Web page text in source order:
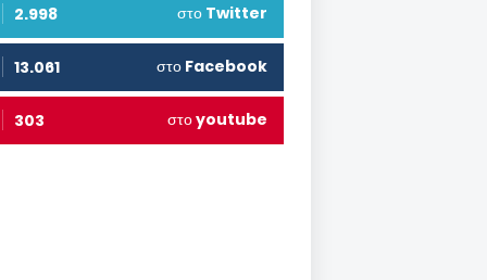
2.998 στο Twitter
13.061 στο Facebook
303 στοyoutube